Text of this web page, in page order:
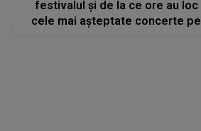
festivalul și de la ce ore au loc
cele mai așteptate concerte pe